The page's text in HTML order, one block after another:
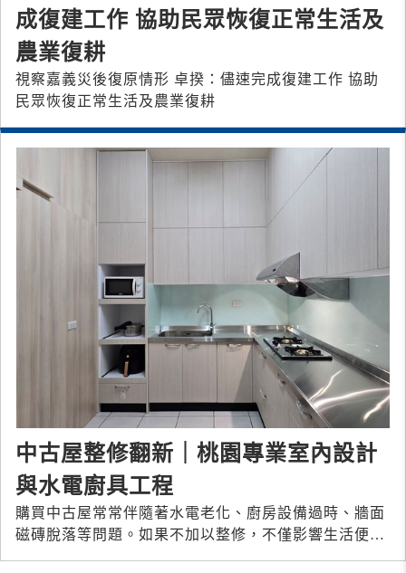
成復建工作 協助民眾恢復正常生活及
農業復耕
視察嘉義災後復原情形 卓揆：儘速完成復建工作 協助
民眾恢復正常生活及農業復耕
中古屋整修翻新｜桃園專業室內設計
與水電廚具工程
購買中古屋常常伴隨著水電老化、廚房設備過時、牆面
磁磚脫落等問題。如果不加以整修，不僅影響生活便